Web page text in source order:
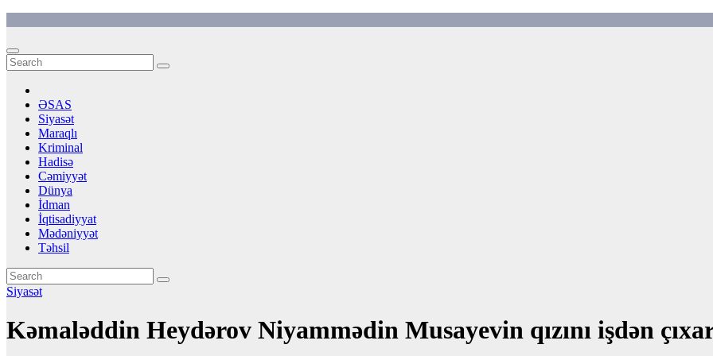
content
ƏSAS
Siyasət
Maraqlı
Kriminal
Hadisə
Cəmiyyət
Dünya
İdman
İqtisadiyyat
Mədəniyyət
Təhsil
Siyasət
Kəmaləddin Heydərov Niyammədin Musayevin qızını işdən